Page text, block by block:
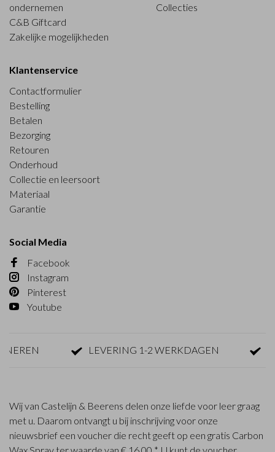
ondernemen
C&B Giftcard
Zakelijke mogelijkheden
Collecties
Klantenservice
Contactformulier
Bestelling
Betalen
Bezorging
Retouren
Onderhoud
Collectie en leersoort
Materiaal
Garantie
Social Media
Facebook
Instagram
Pinterest
Youtube
LEVERING 1-2 WERKDAGEN
Wij van Castelijn & Beerens delen onze liefde voor leer graag
met u. Daarom ontvangt u bij inschrijving voor onze
nieuwsbrief een voucher die recht geeft op een gratis Carbon
Wax Spray ter waarde van € 16,00 *. U kunt de voucher